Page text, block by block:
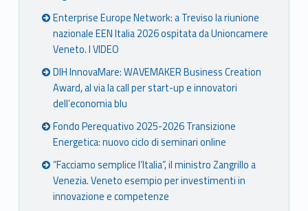
Enterprise Europe Network: a Treviso la riunione
nazionale EEN Italia 2026 ospitata da Unioncamere
Veneto. I VIDEO
DIH InnovaMare: WAVEMAKER Business Creation
Award, al via la call per start-up e innovatori
dell’economia blu
Fondo Perequativo 2025-2026 Transizione
Energetica: nuovo ciclo di seminari online
“Facciamo semplice l’Italia”, il ministro Zangrillo a
Venezia. Veneto esempio per investimenti in
innovazione e competenze